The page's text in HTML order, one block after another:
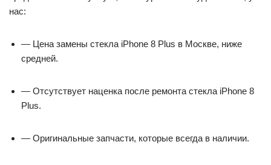
нас:
— Цена замены стекла iPhone 8 Plus в Москве, ниже
средней.
— Отсутствует наценка после ремонта стекла iPhone 8
Plus.
— Оригинальные запчасти, которые всегда в наличии.